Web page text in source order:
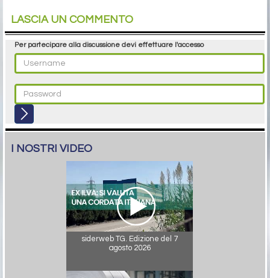
LASCIA UN COMMENTO
Per partecipare alla discussione devi effettuare l'accesso
I NOSTRI VIDEO
siderweb TG. Edizione del 7
agosto 2026